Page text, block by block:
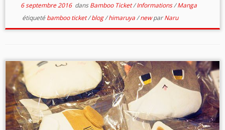
6 septembre 2016dansBamboo Ticket/Informations/Manga
étiqueté bamboo ticket/blog/himaruya/newparNaru